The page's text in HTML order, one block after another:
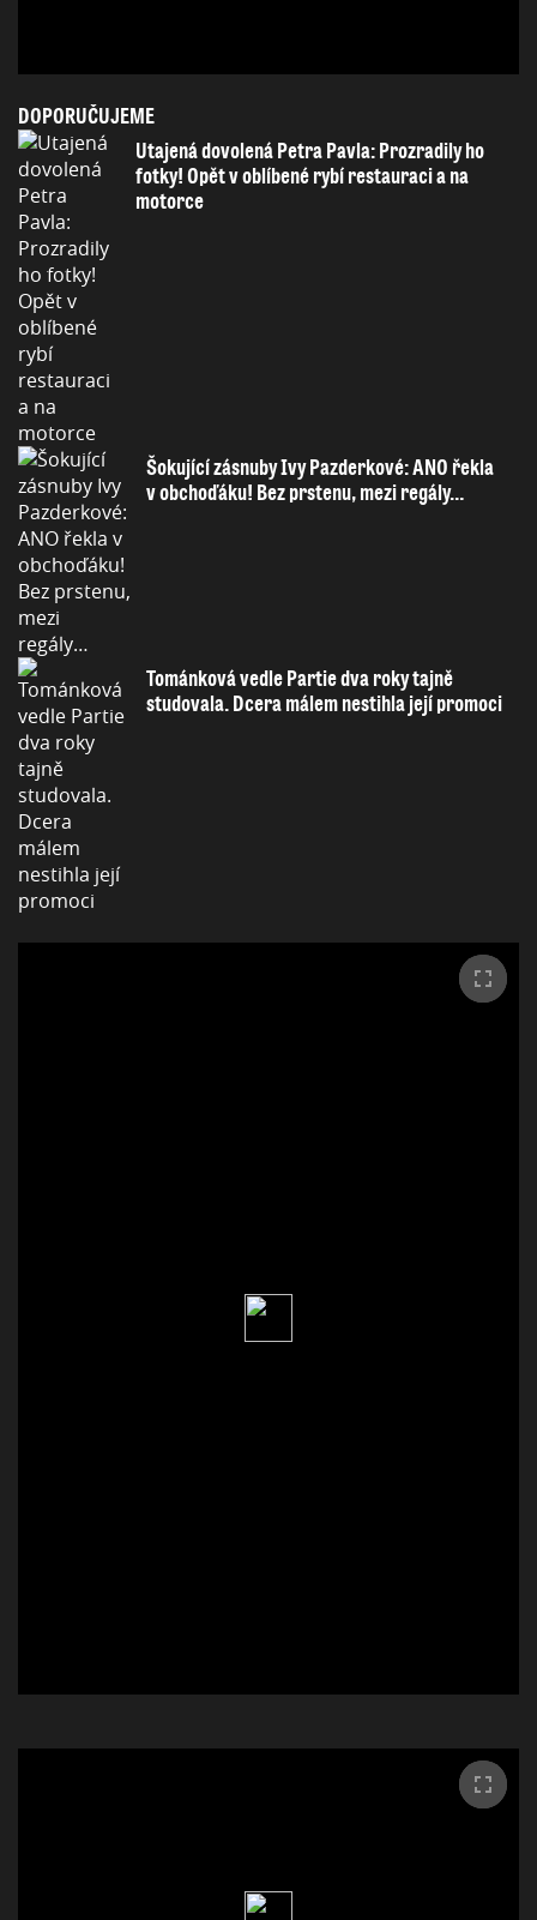
DOPORUČUJEME
Utajená dovolená Petra Pavla: Prozradily ho
fotky! Opět v oblíbené rybí restauraci a na
motorce
Šokující zásnuby Ivy Pazderkové: ANO řekla
v obchoďáku! Bez prstenu, mezi regály…
Tománková vedle Partie dva roky tajně
studovala. Dcera málem nestihla její promoci